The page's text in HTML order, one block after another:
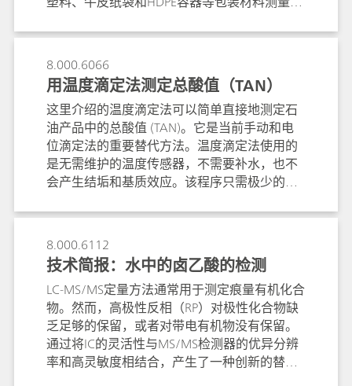
过ID算法分离包装材料和样品特征峰，并将其
进行光谱库比对，以实现快速识别。
8.000.6066
用温度滴定法测定总酸值（TAN）
这里介绍的温度滴定法可以简单直接地测定石
油产品中的总酸值 (TAN)。它是当前手动和电
位滴定法的重要替代方法。温度滴定法使用的
是无需维护的温度传感器，不需要补水，也不
会产生结垢和基质效应。该程序只需极少的样
位滴定法的结果非常接近，但在重现性和分析
速度方面，温度滴定法要优良得多，大约一分
钟即可完成测定。
8.000.6112
技术简报：水中的卤乙酸的检测
LC-MS/MS定量方法通常用于测定痕量有机化合
物。然而，高极性反相（RP）对极性化合物缺
乏足够的保留，或者对带电有机物没有保留。
通过将IC的灵活性与MS/MS检测器的优异分辨
率和高灵敏度相结合，产生了一种创新的替代